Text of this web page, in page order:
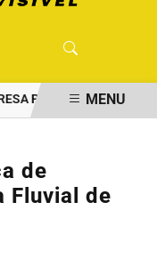
POR TRÁFICO EM
MENU
de
Fluvial de